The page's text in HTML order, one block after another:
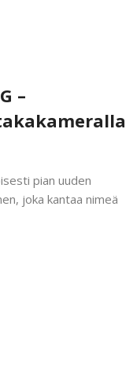
–
pian uuden
joka kantaa nimeä